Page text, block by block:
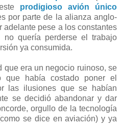
prodigioso avión único
por parte de la alianza anglo-
adelante pese a los constantes
quería perderse el trabajo
ya consumida.
que era un negocio ruinoso, se
que había costado poner el
las ilusiones que se habían
se decidió abandonar y dar
orgullo de la tecnología
se dice en aviación) y ya